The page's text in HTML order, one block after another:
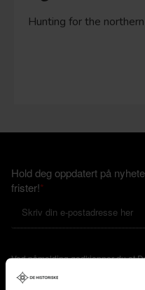
Hunting for the
Hold deg oppdatert på
frister!*
Ved påmelding godkjenner du at
du gir oss, og at vi sender deg
kan oppheve abonnementet når